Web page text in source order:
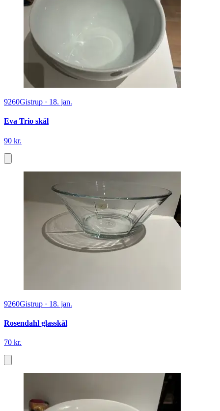
9260Gistrup · 18. jan.
Eva Trio skål
90 kr.
9260Gistrup · 18. jan.
Rosendahl glasskål
70 kr.